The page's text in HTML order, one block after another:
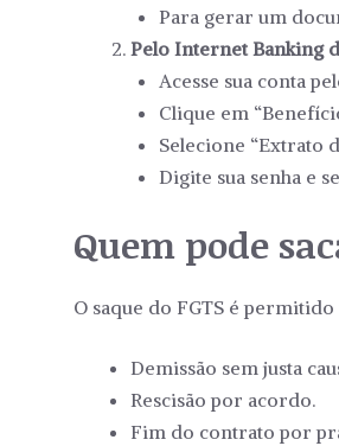
Para gerar um
Pelo Internet Banking
Acesse sua conta
Clique em
Selecione “Extrato
Digite sua senha e
Quem pode
O saque do FGTS é
Demissão sem justa
Rescisão por acordo.
Fim do contrato por